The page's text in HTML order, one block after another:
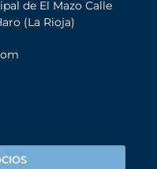
de El Mazo Calle
(La Rioja)